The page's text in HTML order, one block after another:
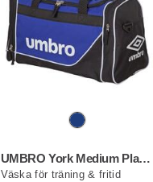
UMBRO York Medium Playerbag
Väska för träning & fritid